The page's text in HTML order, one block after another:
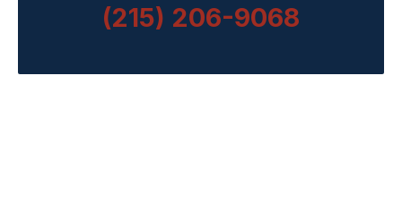
(215) 206-9068